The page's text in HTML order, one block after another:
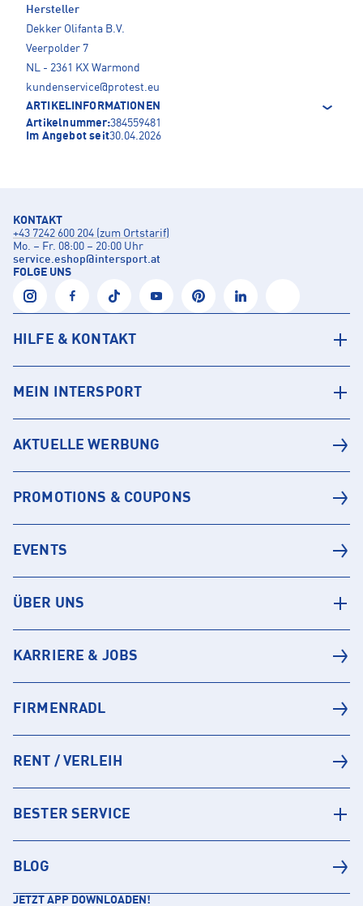
Hersteller
Dekker Olifanta B.V.
Veerpolder 7
NL - 2361 KX Warmond
kundenservice@protest.eu
ARTIKELINFORMATIONEN
Artikelnummer:384559481
Im Angebot seit30.04.2026
KONTAKT
+43 7242 600 204 (zum Ortstarif)
Mo. – Fr. 08:00 – 20:00 Uhr
service.eshop@intersport.at
FOLGE UNS
HILFE & KONTAKT
MEIN INTERSPORT
AKTUELLE WERBUNG
PROMOTIONS & COUPONS
EVENTS
ÜBER UNS
KARRIERE & JOBS
FIRMENRADL
RENT / VERLEIH
BESTER SERVICE
BLOG
JETZT APP DOWNLOADEN!